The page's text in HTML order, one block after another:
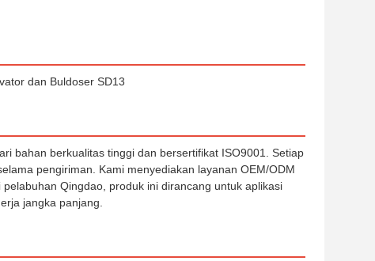
dan Buldoser SD13
bahan berkualitas tinggi dan bersertifikat ISO9001. Setiap
pengiriman. Kami menyediakan layanan OEM/ODM
Qingdao, produk ini dirancang untuk aplikasi
jangka panjang.